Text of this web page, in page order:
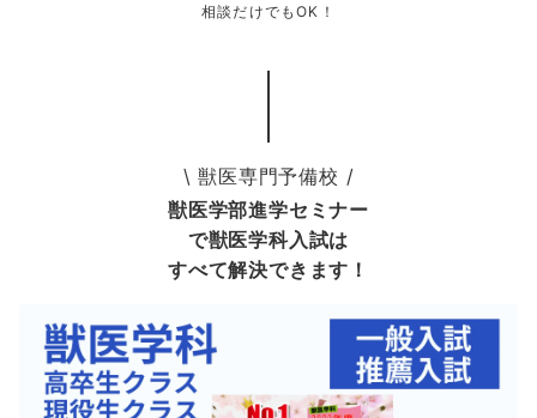
相談だけでもOK！
\ 獣医専門予備校 /
獣医学部進学セミナー
で獣医学科入試は
すべて解決できます！